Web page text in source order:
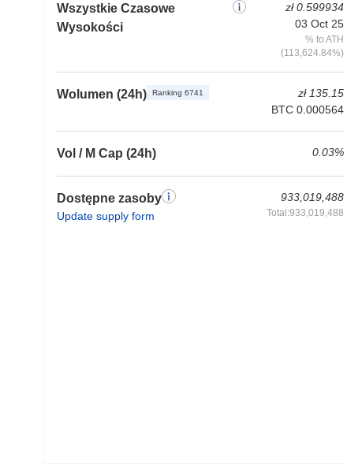
Wszystkie Czasowe
Wysokości
zł 0.599934
03 Oct 25
% to ATH
(113,624.84%)
Wolumen (24h) Ranking 6741
zł 135.15
BTC 0.000564
Vol / M Cap (24h) 0.03%
Dostępne zasoby
Update supply form
933,019,488
Total:933,019,488